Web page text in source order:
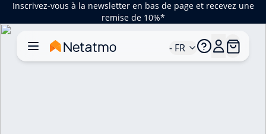
Inscrivez-vous à la newsletter en bas de page et recevez une
remise de 10%*
- FR